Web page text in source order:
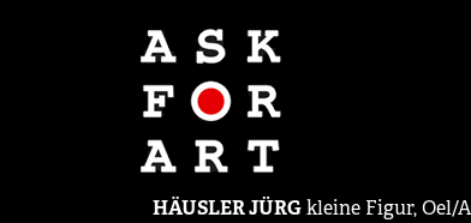
HÄUSLER JÜRGkleine Figur, Oel/